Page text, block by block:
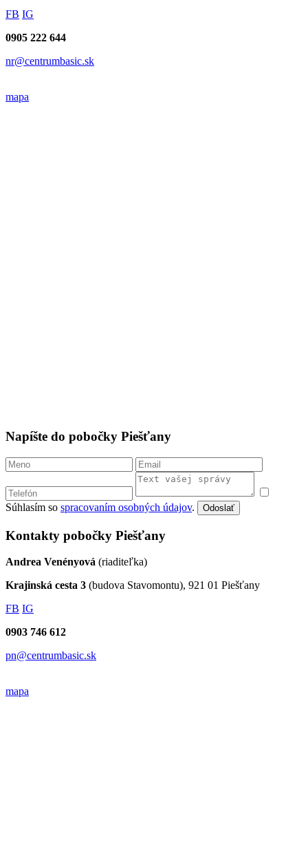
FB IG
0905 222 644
nr@centrumbasic.sk
mapa
Napíšte do pobočky Piešťany
Súhlasím so spracovaním osobných údajov. Odoslať
Kontakty pobočky Piešťany
Andrea Venényová (riaditeľka)
Krajinská cesta 3 (budova Stavomontu), 921 01 Piešťany
FB IG
0903 746 612
pn@centrumbasic.sk
mapa